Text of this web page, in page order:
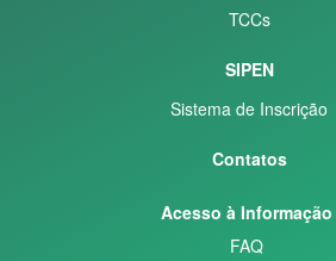
TCCs
SIPEN
Sistema de Inscrição
Contatos
Acesso à Informação
FAQ